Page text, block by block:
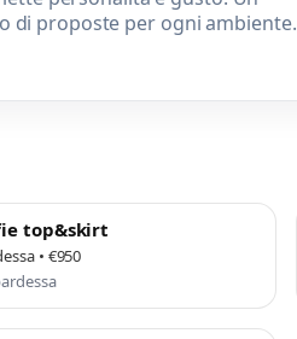
di proposte per ogni ambiente.
top&skirt
• €950